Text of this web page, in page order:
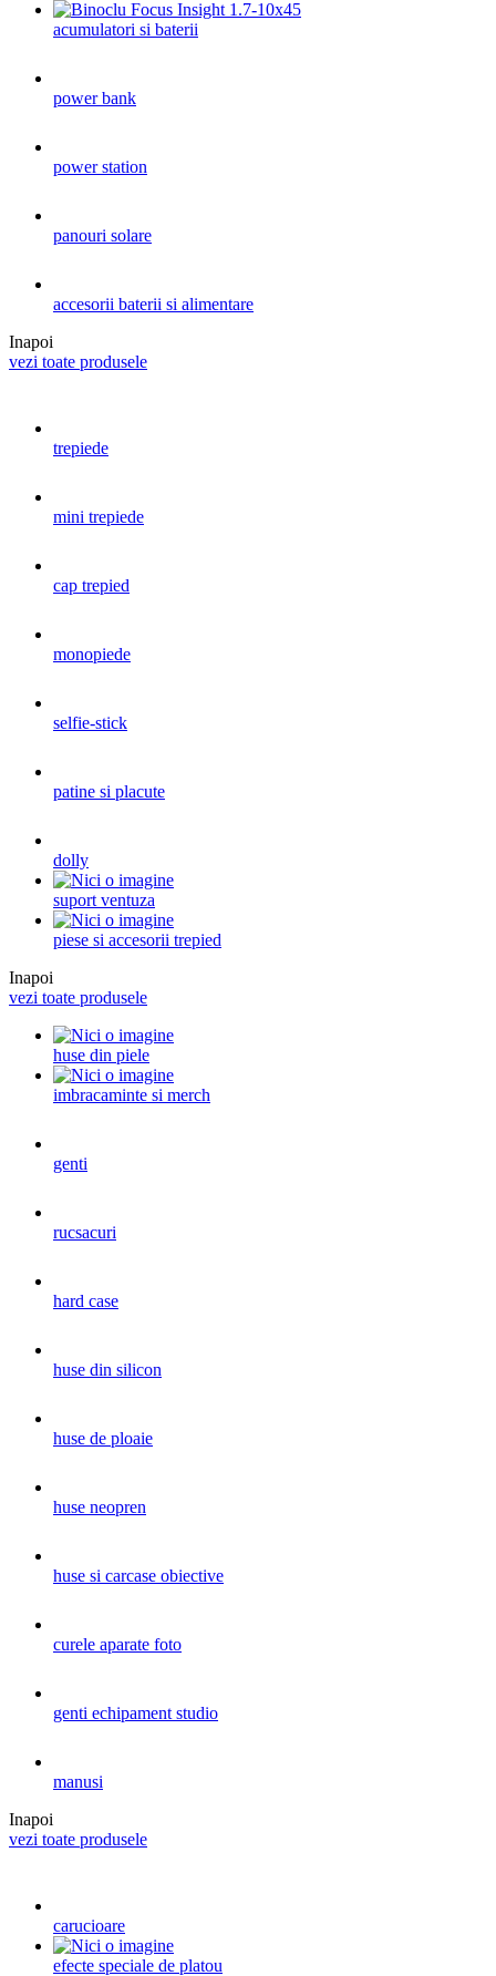
acumulatori si baterii
power bank
power station
panouri solare
accesorii baterii si alimentare
Inapoi
vezi toate produsele
trepiede
mini trepiede
cap trepied
monopiede
selfie-stick
patine si placute
dolly
suport ventuza
piese si accesorii trepied
Inapoi
vezi toate produsele
huse din piele
imbracaminte si merch
genti
rucsacuri
hard case
huse din silicon
huse de ploaie
huse neopren
huse si carcase obiective
curele aparate foto
genti echipament studio
manusi
Inapoi
vezi toate produsele
carucioare
efecte speciale de platou